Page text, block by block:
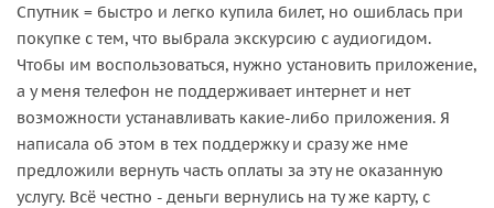
Спутник = быстро и легко купила билет, но ошиблась при
покупке с тем, что выбрала экскурсию с аудиогидом.
Чтобы им воспользоваться, нужно установить приложение,
а у меня телефон не поддерживает интернет и нет
возможности устанавливать какие-либо приложения. Я
написала об этом в тех поддержку и сразу же нме
предложили вернуть часть оплаты за эту не оказанную
услугу. Всё честно - деньги вернулись на ту же карту, с